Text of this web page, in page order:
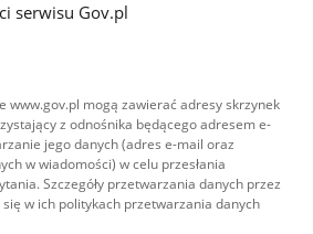
serwisu Gov.pl
www.gov.pl mogą zawierać adresy skrzynek
z odnośnika będącego adresem e-
jego danych (adres e-mail oraz
w wiadomości) w celu przesłania
Szczegóły przetwarzania danych przez
w ich politykach przetwarzania danych